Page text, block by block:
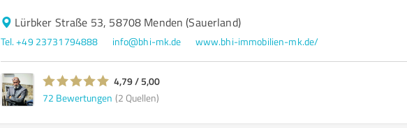
Lürbker Straße 53, 58708 Menden (Sauerland)
Tel. +49 23731794888 info@bhi-mk.de www.bhi-immobilien-mk.de/
4,79 / 5,00
72 Bewertungen (2 Quellen)